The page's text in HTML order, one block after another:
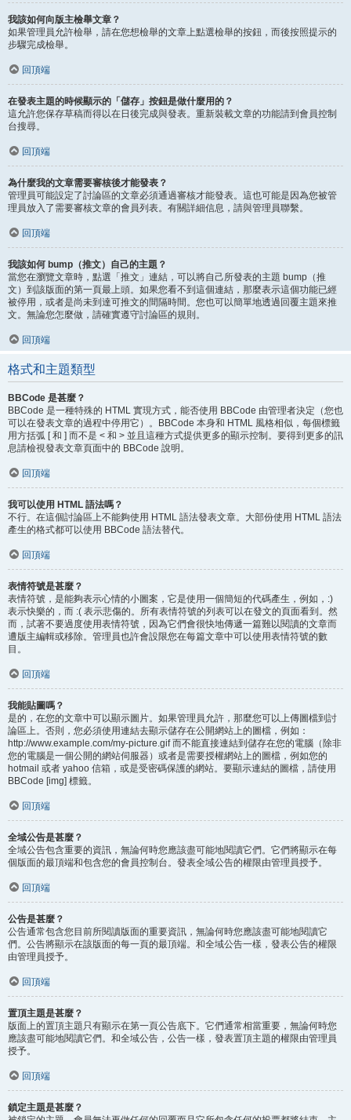
我該如何向版主檢舉文章？
如果管理員允許檢舉，請在您想檢舉的文章上點選檢舉的按鈕，而後按照提示的
步驟完成檢舉。
回頂端
在發表主題的時候顯示的「儲存」按鈕是做什麼用的？
這允許您保存草稿而得以在日後完成與發表。重新裝載文章的功能請到會員控制
台搜尋。
回頂端
為什麼我的文章需要審核後才能發表？
管理員可能設定了討論區的文章必須通過審核才能發表。這也可能是因為您被管
理員放入了需要審核文章的會員列表。有關詳細信息，請與管理員聯繫。
回頂端
我該如何 bump（推文）自己的主題？
當您在瀏覽文章時，點選「推文」連結，可以將自己所發表的主題 bump（推
文）到該版面的第一頁最上頭。如果您看不到這個連結，那麼表示這個功能已經
被停用，或者是尚未到達可推文的間隔時間。您也可以簡單地透過回覆主題來推
文。無論您怎麼做，請確實遵守討論區的規則。
回頂端
格式和主題類型
BBCode 是甚麼？
BBCode 是一種特殊的 HTML 實現方式，能否使用 BBCode 由管理者決定（您也
可以在發表文章的過程中停用它）。BBCode 本身和 HTML 風格相似，每個標籤
用方括弧 [ 和 ] 而不是 < 和 > 並且這種方式提供更多的顯示控制。要得到更多的訊
息請檢視發表文章頁面中的 BBCode 說明。
回頂端
我可以使用 HTML 語法嗎？
不行。在這個討論區上不能夠使用 HTML 語法發表文章。大部份使用 HTML 語法
產生的格式都可以使用 BBCode 語法替代。
回頂端
表情符號是甚麼？
表情符號，是能夠表示心情的小圖案，它是使用一個簡短的代碼產生，例如，:)
表示快樂的，而 :( 表示悲傷的。所有表情符號的列表可以在發文的頁面看到。然
而，試著不要過度使用表情符號，因為它們會很快地傳遞一篇難以閱讀的文章而
遭版主編輯或移除。管理員也許會設限您在每篇文章中可以使用表情符號的數
目。
回頂端
我能貼圖嗎？
是的，在您的文章中可以顯示圖片。如果管理員允許，那麼您可以上傳圖檔到討
論區上。否則，您必須使用連結去顯示儲存在公開網站上的圖檔，例如：
http://www.example.com/my-picture.gif 而不能直接連結到儲存在您的電腦（除非
您的電腦是一個公開的網站伺服器）或者是需要授權網站上的圖檔，例如您的
hotmail 或者 yahoo 信箱，或是受密碼保護的網站。要顯示連結的圖檔，請使用
BBCode [img] 標籤。
回頂端
全域公告是甚麼？
全域公告包含重要的資訊，無論何時您應該盡可能地閱讀它們。它們將顯示在每
個版面的最頂端和包含您的會員控制台。發表全域公告的權限由管理員授予。
回頂端
公告是甚麼？
公告通常包含您目前所閱讀版面的重要資訊，無論何時您應該盡可能地閱讀它
們。公告將顯示在該版面的每一頁的最頂端。和全域公告一樣，發表公告的權限
由管理員授予。
回頂端
置頂主題是甚麼？
版面上的置頂主題只有顯示在第一頁公告底下。它們通常相當重要，無論何時您
應該盡可能地閱讀它們。和全域公告，公告一樣，發表置頂主題的權限由管理員
授予。
回頂端
鎖定主題是甚麼？